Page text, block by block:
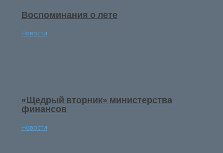
Воспоминания о лете
Новости
«Щедрый вторник» министерства
финансов
Новости